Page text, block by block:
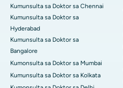
Kumunsulta sa Doktor sa Chennai
Kumunsulta sa Doktor sa
Hyderabad
Kumunsulta sa Doktor sa
Bangalore
Kumonsulta sa Doktor sa Mumbai
Kumunsulta sa Doktor sa Kolkata